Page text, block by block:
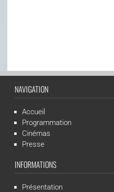
NAVIGATION
Accueil
Programmation
Cinémas
Presse
INFORMATIONS
Présentation